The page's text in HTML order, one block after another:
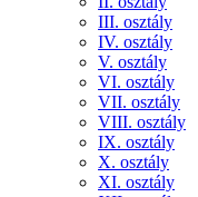
III. osztály
IV. osztály
V. osztály
VI. osztály
VII. osztály
VIII. osztály
IX. osztály
X. osztály
XI. osztály